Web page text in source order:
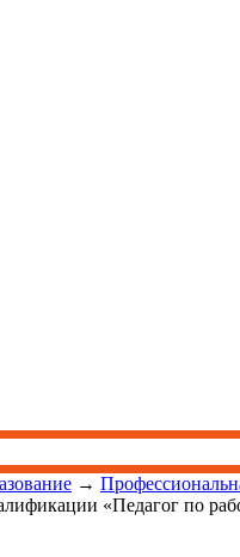
→
«Педагог по